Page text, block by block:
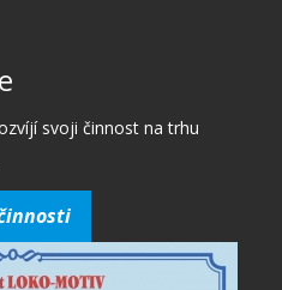
svoji činnost na trhu